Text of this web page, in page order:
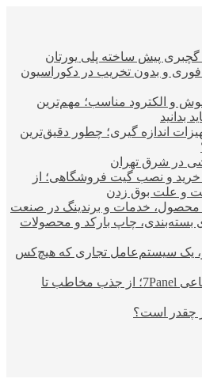
گچبری پیش ساخته پلی یورتان
و بدون تخریب در دکوراسیون
و الکترود مناسب؛ مهم‌ترین
بدانید
اندازه گیری؛ چطور دقیق‌ترین
در شرق تهران
خرید و نصب گیت فروشگاهی؛ از
و علت بوق زدن
محصول، خدمات و برندینگ در صنعت
بسته‌بندی، چاپ بارکد و محصولات
یک سیستم‌عامل تجاری که هیچ‌کس
خدمات شبکه‌های اجتماعی 7Panel؛ از جذب مخاطب تا
چقدر است؟